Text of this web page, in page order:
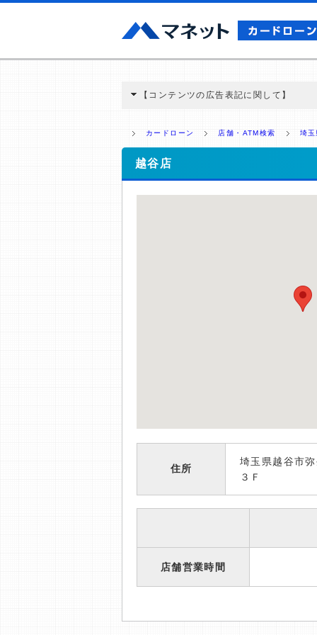
【コンテンツの広告表記に関して】
ミ収集などに基づき、公平性を担保した情
>提携企業一覧
カードローン 店舗・ATM検索 埼
越谷店
住所
埼玉県越谷市
３Ｆ
店舗営業時間